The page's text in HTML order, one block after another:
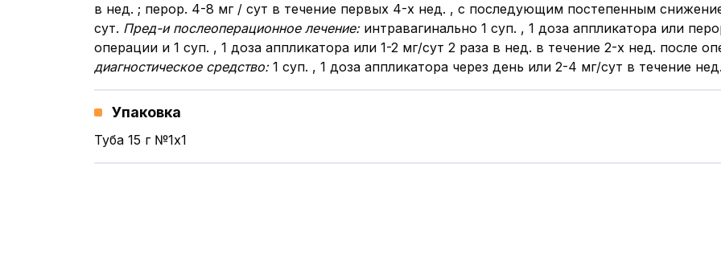
в нед. ; перор. 4-8 мг / сут в течение первых 4-х нед. , с последующим постепенным
сут. Пред-и послеоперационное лечение: интравагинально 1 суп. , 1 доза аппликатора или
операции и 1 суп. , 1 доза аппликатора или 1-2 мг/сут 2 раза в нед. в течение 2-х нед. после
диагностическое средство: 1 суп. , 1 доза аппликатора через день или 2-4 мг/сут в течение
Упаковка
Туба 15 г №1x1